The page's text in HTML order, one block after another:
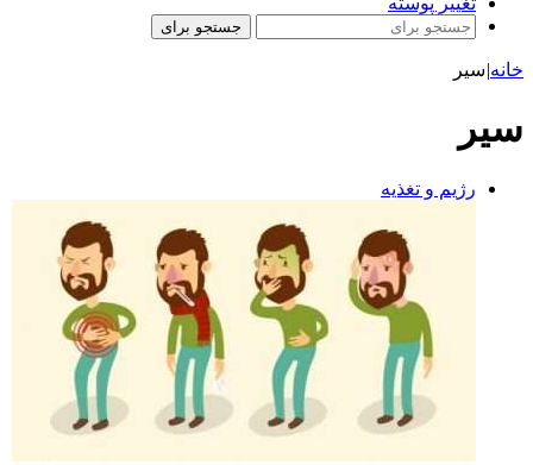
جستجو برای
خانه|سیر
سیر
رژیم و تغذیه